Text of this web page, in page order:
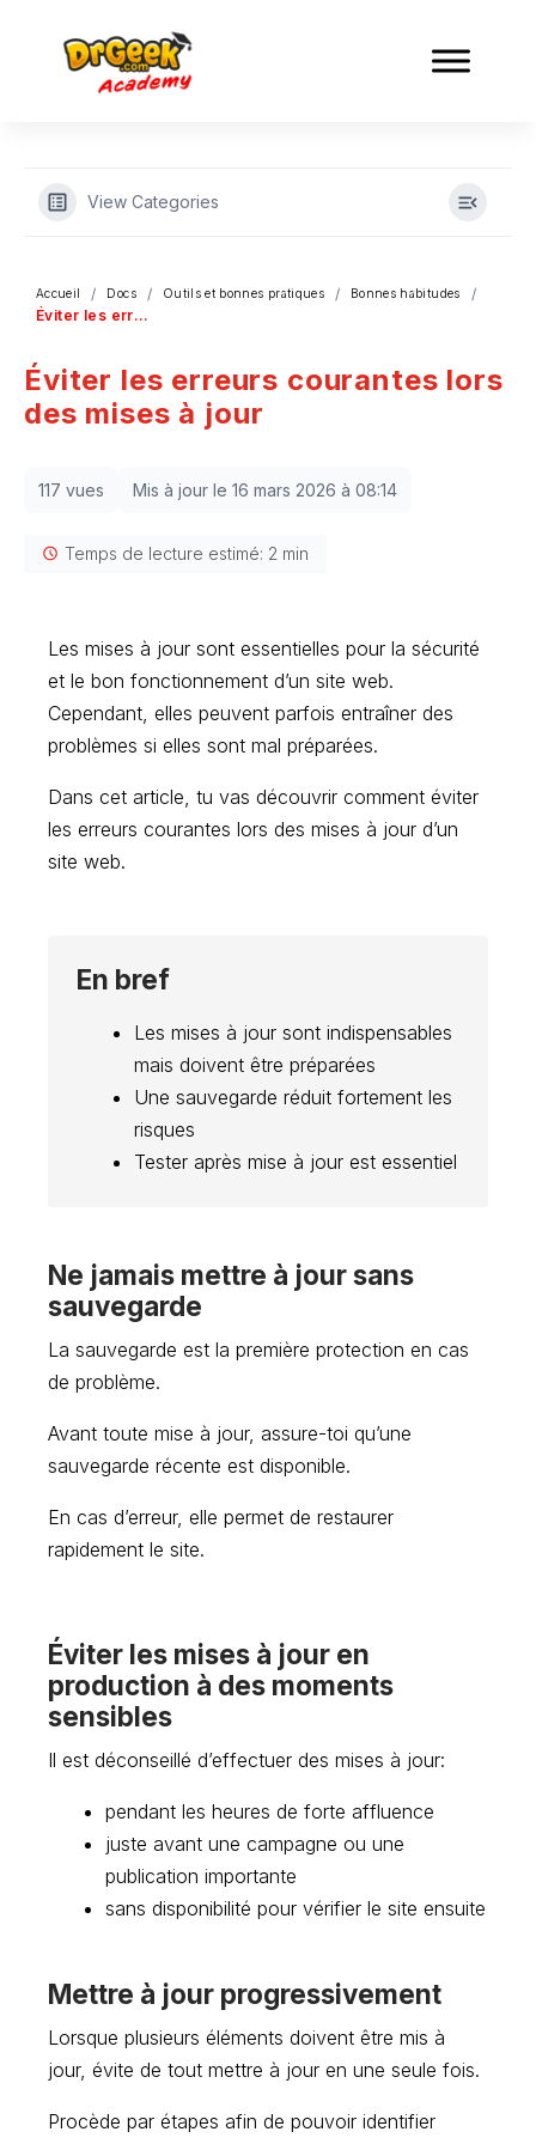
View Categories
Accueil Docs Outils et bonnes pratiques Bonnes habitudes
Éviter les erreurs courantes lors des mises à jour
Éviter les erreurs courantes lors
des mises à jour
117 vues Mis à jour le 16 mars 2026 à 08:14
Temps de lecture estimé: 2 min
Les mises à jour sont essentielles pour la sécurité
et le bon fonctionnement d’un site web.
Cependant, elles peuvent parfois entraîner des
problèmes si elles sont mal préparées.
Dans cet article, tu vas découvrir comment éviter
les erreurs courantes lors des mises à jour d’un
site web.
En bref
Les mises à jour sont indispensables
mais doivent être préparées
Une sauvegarde réduit fortement les
risques
Tester après mise à jour est essentiel
Ne jamais mettre à jour sans
sauvegarde
La sauvegarde est la première protection en cas
de problème.
Avant toute mise à jour, assure-toi qu’une
sauvegarde récente est disponible.
En cas d’erreur, elle permet de restaurer
rapidement le site.
Éviter les mises à jour en
production à des moments
sensibles
Il est déconseillé d’effectuer des mises à jour:
pendant les heures de forte affluence
juste avant une campagne ou une
publication importante
sans disponibilité pour vérifier le site ensuite
Mettre à jour progressivement
Lorsque plusieurs éléments doivent être mis à
jour, évite de tout mettre à jour en une seule fois.
Procède par étapes afin de pouvoir identifier